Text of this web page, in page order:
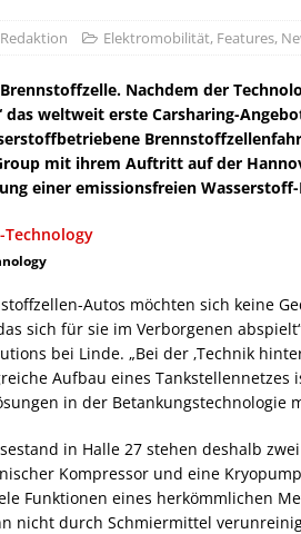
Redaktion Elektromobilität, Features,
Nachdem der
das weltweit erste Carsharing-
mit ihrem Auftritt auf der
einer emissionsfreien
Autos möchten sich keine
sich für sie im Verborgenen
bei Linde. „Bei der ‚Technik
Aufbau eines
in der Betankungstechnologie
in Halle 27 stehen deshalb
Kompressor und eine
Funktionen eines herkömmlichen
nicht durch Schmiermittel